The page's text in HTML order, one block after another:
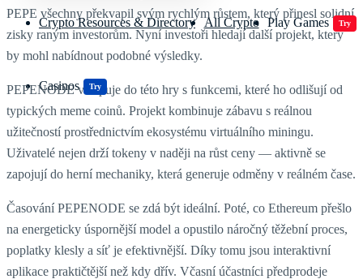
Crypto Resources & Directory All Crypto Play Games Try
Casinos Try
PEPE všechny překvapil svým rychlým růstem, který přinesl solidní
zisky raným investorům. Nyní investoři hledají další projekt, který
by mohl nabídnout podobné výsledky.
PEPENODE vstupuje do této hry s funkcemi, které ho odlišují od
typických meme coinů. Projekt kombinuje zábavu s reálnou
užitečností prostřednictvím ekosystému virtuálního miningu.
Uživatelé nejen drží tokeny v naději na růst ceny — aktivně se
zapojují do herní mechaniky, která generuje odměny v reálném čase.
Časování PEPENODE se zdá být ideální. Poté, co Ethereum přešlo
na energeticky úspornější model a opustilo náročný těžební proces,
poplatky klesly a síť je efektivnější. Díky tomu jsou interaktivní
aplikace praktičtější než kdy dřív. Včasní účastníci předprodeje